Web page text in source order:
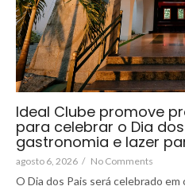
Ideal Clube promove
para celebrar o Dia
gastronomia e lazer
agosto 6, 2026 / No Comments
O Dia dos Pais será celebrado